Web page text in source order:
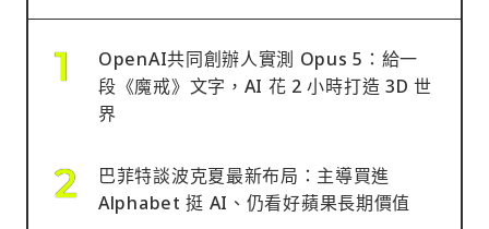
OpenAI共同創辦人實測 Opus 5：給一
段《魔戒》文字，AI 花 2 小時打造 3D 世
界
巴菲特談波克夏最新布局：主導買進
Alphabet 挺 AI、仍看好蘋果長期價值